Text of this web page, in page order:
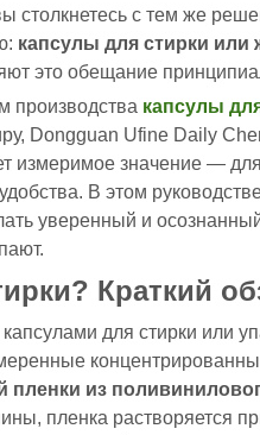
столкнетесь с тем же
капсулы для стирки
это обещание
производства капсулы
Dongguan Ufine Daily
измеримое значение —
В этом
уверенный и
Краткий
для стирки или
пленки из
пленка растворяется